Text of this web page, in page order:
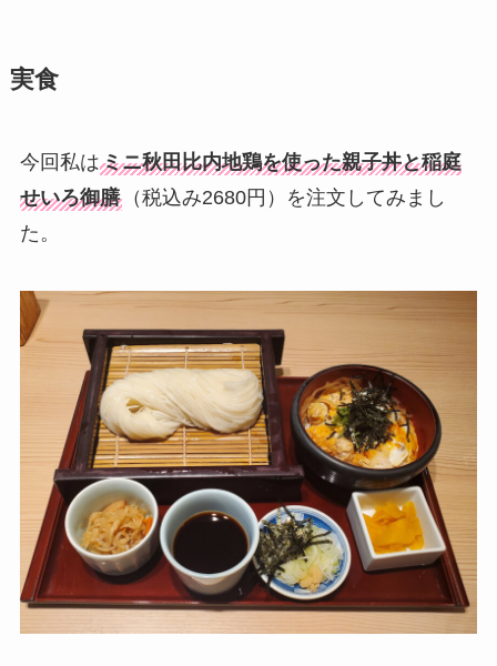
実食
今回私はミニ秋田比内地鶏を使った親子丼と稲庭
せいろ御膳（税込み2680円）を注文してみまし
た。